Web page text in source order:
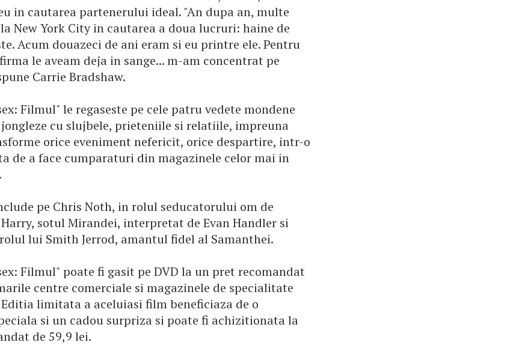
in cautarea partenerului ideal. "An dupa an, multe
New York City in cautarea a doua lucruri: haine de
Acum douazeci de ani eram si eu printre ele. Pentru
le aveam deja in sange... m-am concentrat pe
Carrie Bradshaw.
Filmul" le regaseste pe cele patru vedete mondene
cu slujbele, prieteniile si relatiile, impreuna
orice eveniment nefericit, orice despartire, intr-o
de a face cumparaturi din magazinele celor mai in
pe Chris Noth, in rolul seducatorului om de
sotul Mirandei, interpretat de Evan Handler si
lui Smith Jerrod, amantul fidel al Samanthei.
Filmul" poate fi gasit pe DVD la un pret recomandat
centre comerciale si magazinele de specialitate
limitata a aceluiasi film beneficiaza de o
si un cadou surpriza si poate fi achizitionata la
de 59,9 lei.